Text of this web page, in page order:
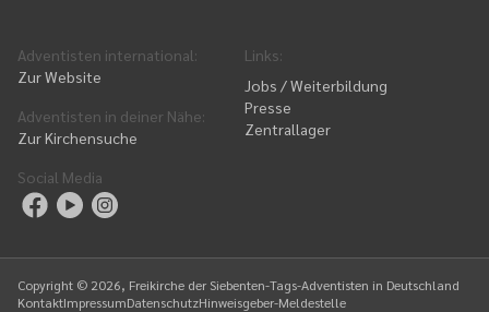
Adventisten international:
Zur Website
Adventisten in deiner Nähe:
Zur Kirchensuche
Social Media
Links:
Jobs / Weiterbildung
Presse
Zentrallager
Copyright © 2026, Freikirche der Siebenten-Tags-Adventisten in Deutschland
KontaktImpressumDatenschutzHinweisgeber-Meldestelle